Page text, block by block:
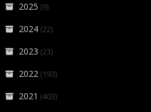
2025 (9)
2024 (22)
2023 (23)
2022 (193)
2021 (403)